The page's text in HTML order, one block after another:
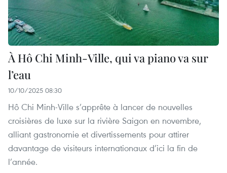
À Hô Chi Minh-Ville, qui va piano va sur
l’eau
10/10/2025 08:30
Hô Chi Minh-Ville s’apprête à lancer de nouvelles
croisières de luxe sur la rivière Saigon en novembre,
alliant gastronomie et divertissements pour attirer
davantage de visiteurs internationaux d’ici la fin de
l’année.